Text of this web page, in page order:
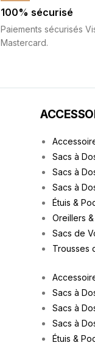
100% sécurisé
Paiements sécurisés
Mastercard.
Sacs à
Sacs à
Sacs à
Étuis &
Oreillers
Sacs de
Trousses
Sacs à
Sacs à
Sacs à
Étuis &